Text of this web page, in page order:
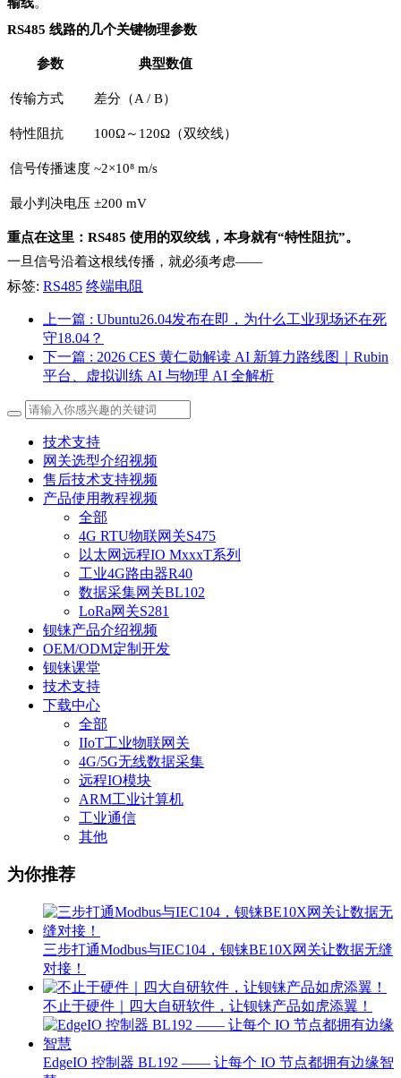
RS485 线路的几个关键物理参数
参数 典型数值
传输方式 差分（A / B）
特性阻抗 100Ω～120Ω（双绞线）
信号传播速度 ~2×10⁸ m/s
最小判决电压 ±200 mV
重点在这里：RS485 使用的双绞线，本身就有“特性阻抗”。
一旦信号沿着这根线传播，就必须考虑——
标签: RS485 终端电阻
上一篇 : Ubuntu26.04发布在即，为什么工业现场还在死
守18.04？
下一篇 : 2026 CES 黄仁勋解读 AI 新算力路线图｜Rubin
平台、虚拟训练 AI 与物理 AI 全解析
技术支持
网关选型介绍视频
售后技术支持视频
产品使用教程视频
全部
4G RTU物联网关S475
以太网远程IO MxxxT系列
工业4G路由器R40
数据采集网关BL102
LoRa网关S281
钡铼产品介绍视频
OEM/ODM定制开发
钡铼课堂
技术支持
下载中心
全部
IIoT工业物联网关
4G/5G无线数据采集
远程IO模块
ARM工业计算机
工业通信
其他
为你推荐
三步打通Modbus与IEC104，钡铼BE10X网关让数据无缝
对接！
不止于硬件｜四大自研软件，让钡铼产品如虎添翼！
EdgeIO 控制器 BL192 —— 让每个 IO 节点都拥有边缘智